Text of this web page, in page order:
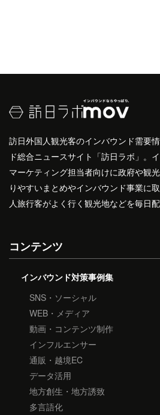
訪日外国人観光客のインバウンド需要
ド総合ニュースサイト「訪日ラボ」。
マーケティング担当者向けに政府や観
りやすいまとめやインバウンド事業に
人旅行客がよく行く観光地などを毎日配
コンテンツ
インバウンド対策事例集
SNS・ソーシャル
WEB・メディア
動画・コンテンツ制作
インフルエンサー
通販・越境EC
データ活用
地方創生・地方誘致
多言語化